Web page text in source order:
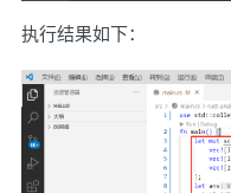
执行结果如下：